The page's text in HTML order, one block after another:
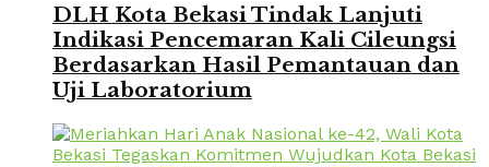
DLH Kota Bekasi Tindak Lanjuti
Indikasi Pencemaran Kali Cileungsi
Berdasarkan Hasil Pemantauan dan
Uji Laboratorium